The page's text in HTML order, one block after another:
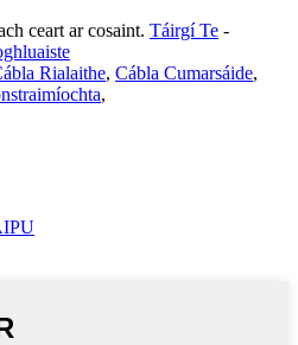
ceart ar cosaint. Táirgí Te -
Rialaithe, Cábla Cumarsáide,
,